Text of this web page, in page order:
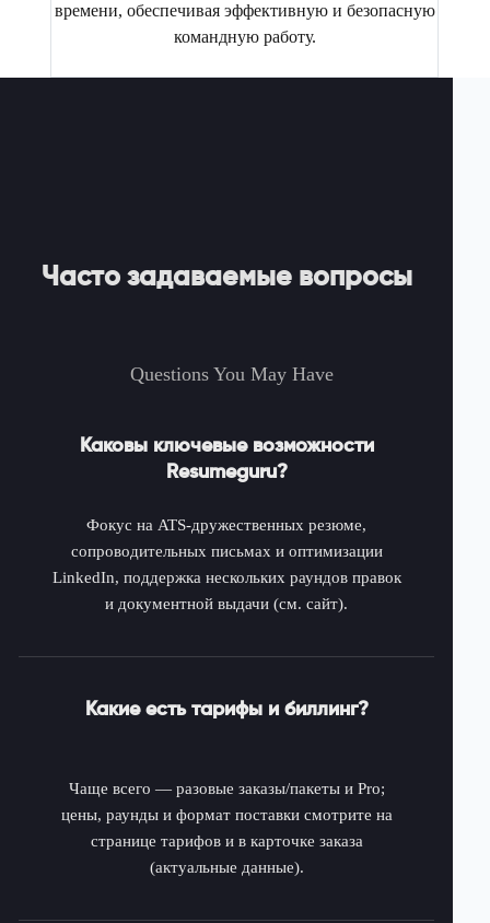
времени, обеспечивая эффективную и безопасную
командную работу.
Часто задаваемые вопросы
Questions You May Have
Каковы ключевые возможности
Resumeguru?
Фокус на ATS-дружественных резюме,
сопроводительных письмах и оптимизации
LinkedIn, поддержка нескольких раундов правок
и документной выдачи (см. сайт).
Какие есть тарифы и биллинг?
Чаще всего — разовые заказы/пакеты и Pro;
цены, раунды и формат поставки смотрите на
странице тарифов и в карточке заказа
(актуальные данные).